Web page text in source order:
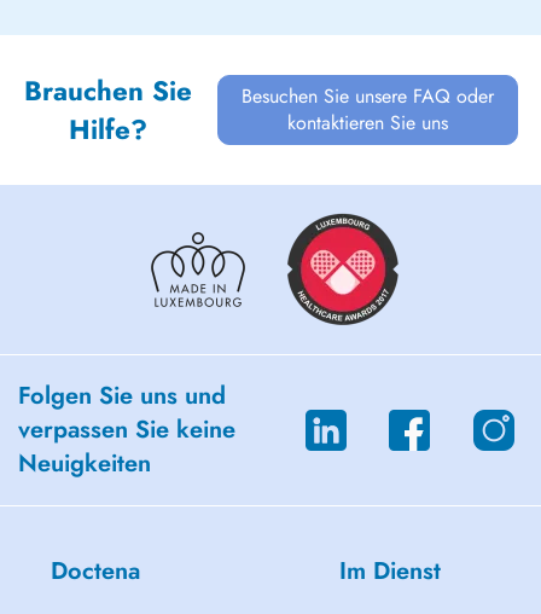
Brauchen Sie
Hilfe?
Besuchen Sie unsere FAQ oder
kontaktieren Sie uns
Folgen Sie uns und
verpassen Sie keine
Neuigkeiten
Doctena Im Dienst